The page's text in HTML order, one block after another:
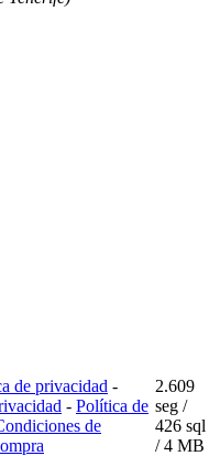
de privacidad -
- Política de
de
2.609
seg /
426 sql
/ 4 MB